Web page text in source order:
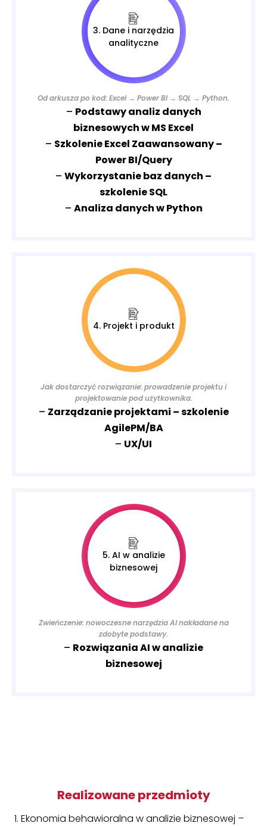
3. Dane i narzędzia
analityczne
Od arkusza po kod: Excel → Power BI → SQL → Python.
– Podstawy analiz danych
biznesowych w MS Excel
– Szkolenie Excel Zaawansowany –
Power BI/Query
– Wykorzystanie baz danych –
szkolenie SQL
– Analiza danych w Python
4. Projekt i produkt
Jak dostarczyć rozwiązanie: prowadzenie projektu i
projektowanie pod użytkownika.
– Zarządzanie projektami – szkolenie
AgilePM/BA
– UX/UI
5. AI w analizie
biznesowej
Zwieńczenie: nowoczesne narzędzia AI nakładane na
zdobyte podstawy.
– Rozwiązania AI w analizie
biznesowej
Realizowane przedmioty
Ekonomia behawioralna w analizie biznesowej –